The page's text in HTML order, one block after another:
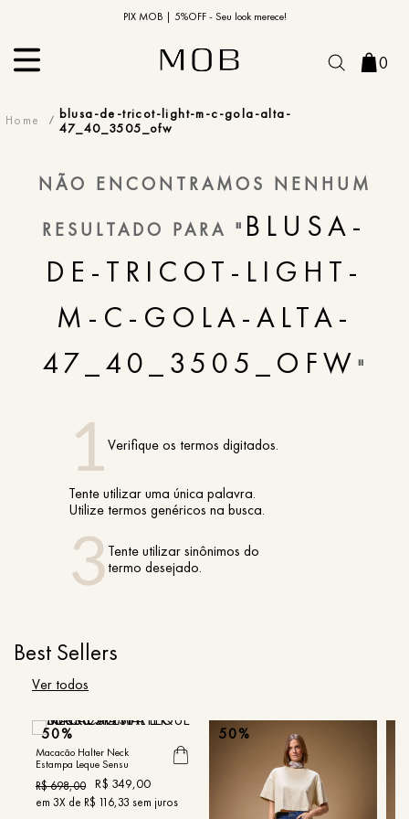
PIX MOB | 5%OFF - Seu look merece!
10% OFF na primeira compra | Cupom: BEMVINDO10*
0
blusa-de-tricot-light-m-c-gola-alta-
47_40_3505_ofw
NÃO ENCONTRAMOS NENHUM
RESULTADO PARA " BLUSA-
DE-TRICOT-LIGHT-
M-C-GOLA-ALTA-
47_40_3505_OFW "
Verifique os termos digitados.
Tente utilizar uma única palavra.
Utilize termos genéricos na busca.
Tente utilizar sinônimos do
termo desejado.
Best Sellers
Ver todos
50%
Macacão Halter Neck
Estampa Leque Sensu
R$698,00 R$ 349,00
em 3X de R$ 116,33 sem juros
50%